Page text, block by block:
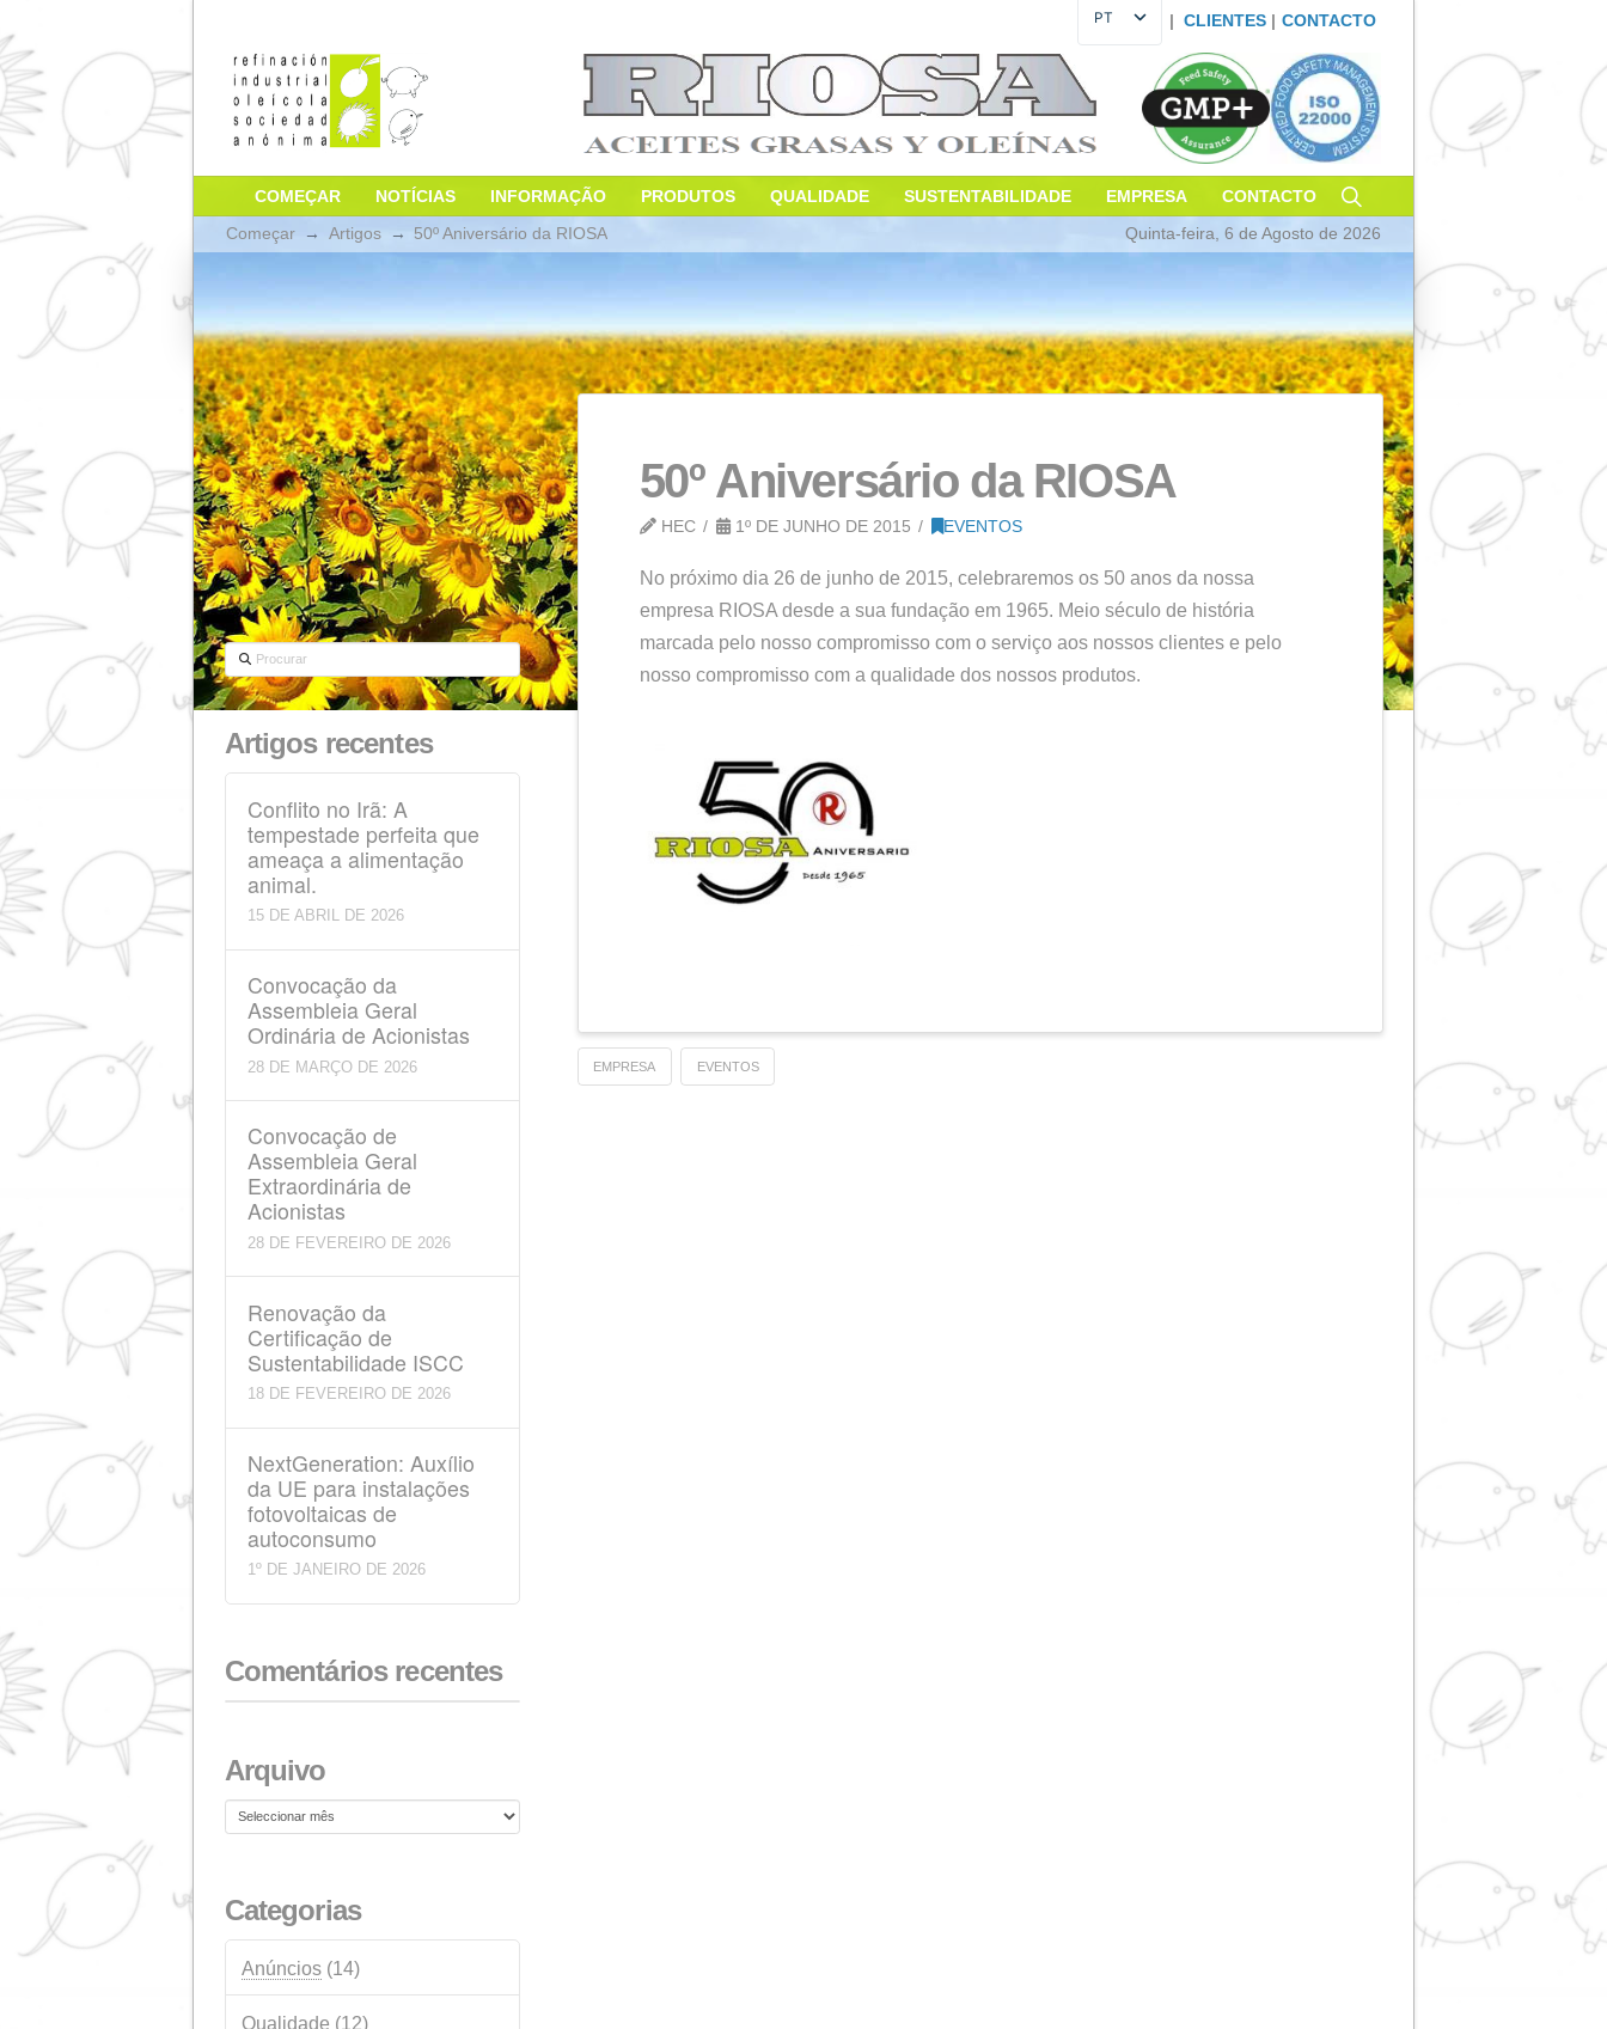
PT
ES
EN
FR
DE
IT
|
COMEÇAR NOTÍCIAS INFORMAÇÃO SUSTENTABILIDADE EMPRESA
Quinta-feira, 6 de Agosto de
50º Aniversário da RIOSA
HEC 1º DE JUNHO DE 2015 EVENTOS
No próximo dia 26 de junho de 2015, celebraremos os 50 anos da nossa
empresa RIOSA desde a sua fundação em 1965. Meio século de história
marcada pelo nosso compromisso com o serviço aos nossos clientes e pelo
nosso compromisso com a qualidade dos nossos produtos.
Procurar
Artigos recentes
Conflito no Irã: A
tempestade perfeita que
ameaça a alimentação
animal.
15 DE ABRIL DE 2026
Convocação da
Assembleia Geral
Ordinária de Acionistas
28 DE MARÇO DE 2026
Convocação de
Assembleia Geral
Extraordinária de
Acionistas
28 DE FEVEREIRO DE 2026
Renovação da
Certificação de
Sustentabilidade ISCC
fotovoltaicas de
autoconsumo
Comentários recentes